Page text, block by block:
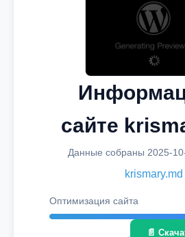
сайте
Данные собраны 2025-
krismary.md
Оптимизация сайта
📄